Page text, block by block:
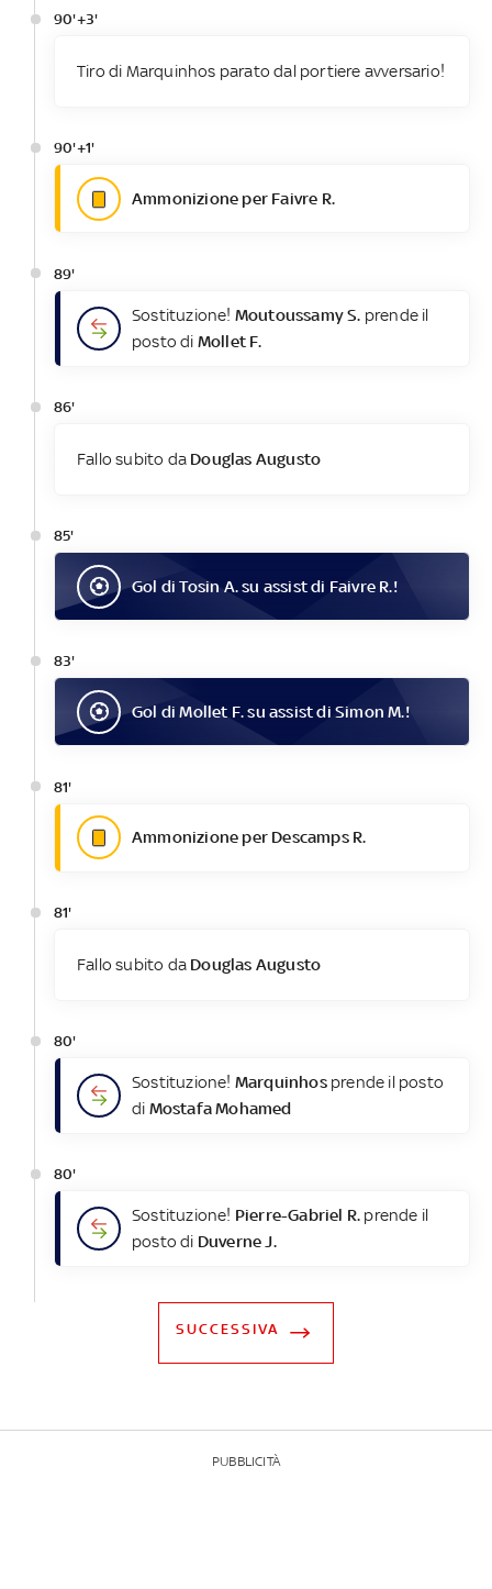
90'+3'
Tiro di Marquinhos parato dal portiere avversario!
90'+1'
Ammonizione per Faivre R.
89'
Sostituzione! Moutoussamy S. prende il
posto di Mollet F.
86'
Fallo subito da Douglas Augusto
85'
Gol diTosin A.su assist di Faivre R.!
83'
Gol diMollet F.su assist diSimon M.!
81'
Ammonizione per Descamps R.
81'
Fallo subito da Douglas Augusto
80'
Sostituzione! Marquinhosprende il posto
di Mostafa Mohamed
80'
Sostituzione! Pierre-Gabriel R. prende il
posto di Duverne J.
SUCCESSIVA
PUBBLICITÀ